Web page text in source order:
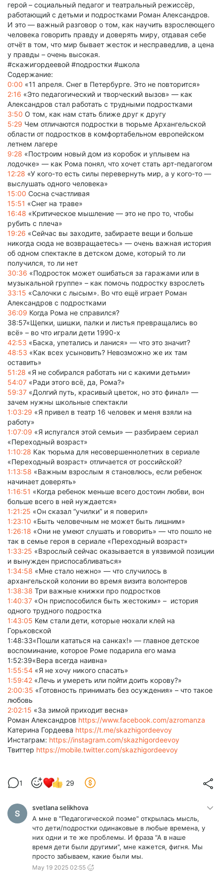
герой – социальный педагог и театральный режиссёр,
работающий с детьми и подростками Роман Александров.
И это — важный разговор о том, как научить взрослеющего
человека говорить правду и доверять миру, отдавая себе
отчёт в том, что мир бывает жесток и несправедлив, а цена
у правды – очень высокая.
#скажигордеевой #подростки #школа
Содержание:
0:00 «11 апреля. Снег в Петербурге. Это не повторится»
2:16 «Это педагогический и творческий вызов» — как
Александров стал работать с трудными подростками
3:50 О том, как нам стать ближе друг к другу
5:29 Чем отличаются подростки в тюрьме Архангельской
области от подростков в комфортабельном европейском
летнем лагере
9:28 «Построим новый дом из коробок и уплывем на
лодочке» — как Рома понял, что хочет стать арт-педагогом
12:28 «У кого-то есть силы перевернуть мир, а у кого-то —
выслушать одного человека»
15:00 Сосна счастливая
15:51 «Снег на траве»
16:48 «Критическое мышление — это не про то, чтобы
рубить с плеча»
19:26 «Сейчас вы заходите, забираете вещи и больше
никогда сюда не возвращаетесь» — очень важная история
об одном спектакле в детском доме, который то ли
получился, то ли нет
30:36 «Подросток может ошибаться за гаражами или в
музыкальной группе» – как помочь подростку взрослеть
33:15 «Салочки с лысым». Во что ещё играет Роман
Александров с подростками
36:09 Когда Рома не справился?
38:57«Щепки, шишки, палки и листья превращались во
всё» – во что играли дети 1990-х
42:53 «Баска, упетались и ланися» — что это значит?
48:53 «Как всех усыновить? Невозможно же их там
оставить»
51:28 «Я не собирался работать ни с какими детьми»
54:07 «Ради этого всё, да, Рома?»
59:37 «Долгий путь, красивый цветок, но это финал» —
зачем нужны школьные спектакли
1:03:29 «Я привел в театр 16 человек и меня взяли на
работу»
1:07:09 «Я испугался этой семьи» — разбираем сериал
«Переходный возраст»
1:10:28 Как тюрьма для несовершеннолетних в сериале
«Переходный возраст» отличается от российской?
1:13:58 «Важным взрослым я становлюсь, если ребенок
начинает доверять»
1:16:51 «Когда ребенок меньше всего достоин любви, вон
больше всего в ней нуждается»
1:21:25 «Он сказал “училки” и я поверил»
1:23:10 «Быть человечным не может быть лишним»
1:26:18 «Они не умеют слушать и говорить» — что пошло не
так в семье героя в сериале «Переходный возраст»
1:33:25 «Взрослый сейчас оказывается в уязвимой позиции
и вынужден приспосабливаться»
1:34:58 «Мне стало нежно» — что случилось в
архангельской колонии во время визита волонтеров
1:38:38 Три важные книжки про подростков
1:40:37 «Он приспособился быть жестоким» – история
одного трудного подростка
1:43:05 Кем стали дети, которые нюхали клей на
Горьковской
1:48:33«Пошли кататься на санках!» — главное детское
воспоминание, которое Роме подарила его мама
1:52:39«Вера всегда наивна»
1:55:54 «Я не хочу никого спасать»
1:59:42 «Лечь и умереть или пойти доить корову?»
2:00:35 «Готовность принимать без осуждения» – что такое
любовь
2:02:15 «За зимой приходит весна»
Роман Александров https://www.facebook.com/azromanza
Катерина Гордеева https://t.me/skazhigordeevoy
Инстаграм: https://instagram.com/skazhigordeevoy
Твиттер https://mobile.twitter.com/skazhigordeevoy
1 29
svetlana selikhova
А мне в "Педагогической поэме" открылась мысль,
что дети/подростки одинаковые в любые времена, у
них одни и те же проблемы. И фраза "А в наше
время дети были другими", мне кажется, фигня. Мы
просто забываем, какие были мы.
May 19 2025 02:55